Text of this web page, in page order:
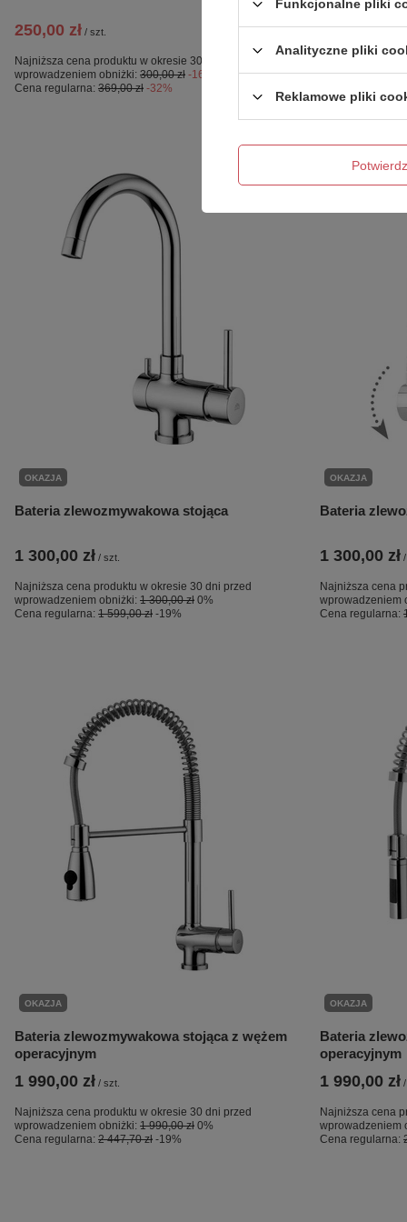
250,00 zł / szt.
Najniższa cena produktu w okresie 30 dni przed
wprowadzeniem obniżki: 300,00 zł -16%
Cena regularna: 369,00 zł -32%
2 100,00 zł
Najniższa cena
wprowadzeniem
OKAZJA
Bateria zlewozmywakowa stojąca
1 300,00 zł / szt.
Najniższa cena produktu w okresie 30 dni przed
wprowadzeniem obniżki: 1 300,00 zł 0%
Cena regularna: 1 599,00 zł -19%
OKAZJA
Bateria
1 300,00 zł /
Najniższa cena
wprowadzeniem
Cena regularna:
OKAZJA
Bateria zlewozmywakowa stojąca z wężem
operacyjnym
1 990,00 zł / szt.
Najniższa cena produktu w okresie 30 dni przed
wprowadzeniem obniżki: 1 990,00 zł 0%
Cena regularna: 2 447,70 zł -19%
OKAZJA
Bateria
operacyjnym
1 990,00 zł /
Najniższa cena
wprowadzeniem
Cena regularna:
Funkcjonalne pliki
Analityczne pliki
Reklamowe pliki